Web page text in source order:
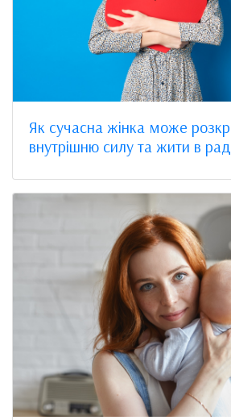
Як сучасна жінка може
внутрішню силу та жити в